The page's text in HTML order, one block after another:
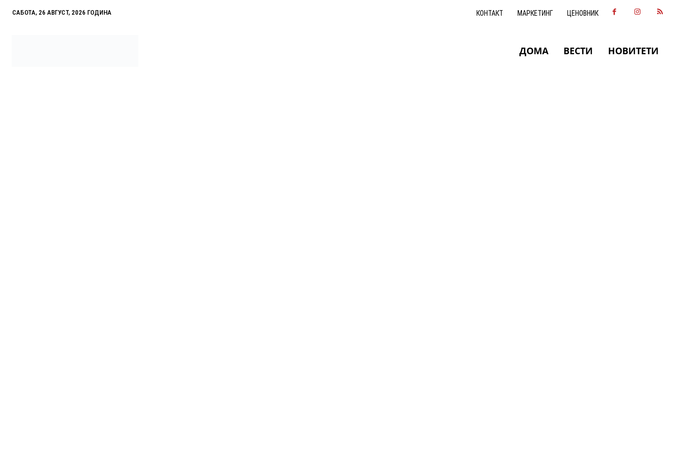
САБОТА, 26 АВГУСТ, 2026 ГОДИНА КОНТАКТ МАРКЕТИНГ ЦЕНОВНИК
ДОМА ВЕСТИ НОВИТЕТИ